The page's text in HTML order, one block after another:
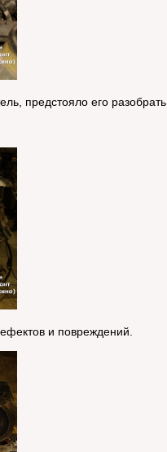
предстояло его разобрать.
и повреждений.